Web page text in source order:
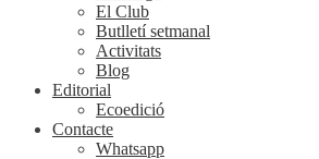
El Club
Butlletí setmanal
Activitats
Blog
Editorial
Ecoedició
Contacte
Whatsapp